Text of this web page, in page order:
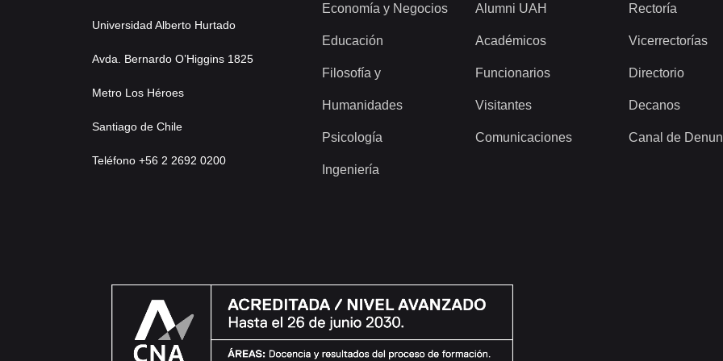
Universidad Alberto Hurtado
Avda. Bernardo O’Higgins 1825
Metro Los Héroes
Santiago de Chile
Teléfono +56 2 2692 0200
Economía y Negocios
Educación
Filosofía y
Humanidades
Psicología
Ingeniería
Alumni UAH
Académicos
Funcionarios
Visitantes
Comunicaciones
Rectoría
Vicerrectorías
Directorio
Decanos
Canal de